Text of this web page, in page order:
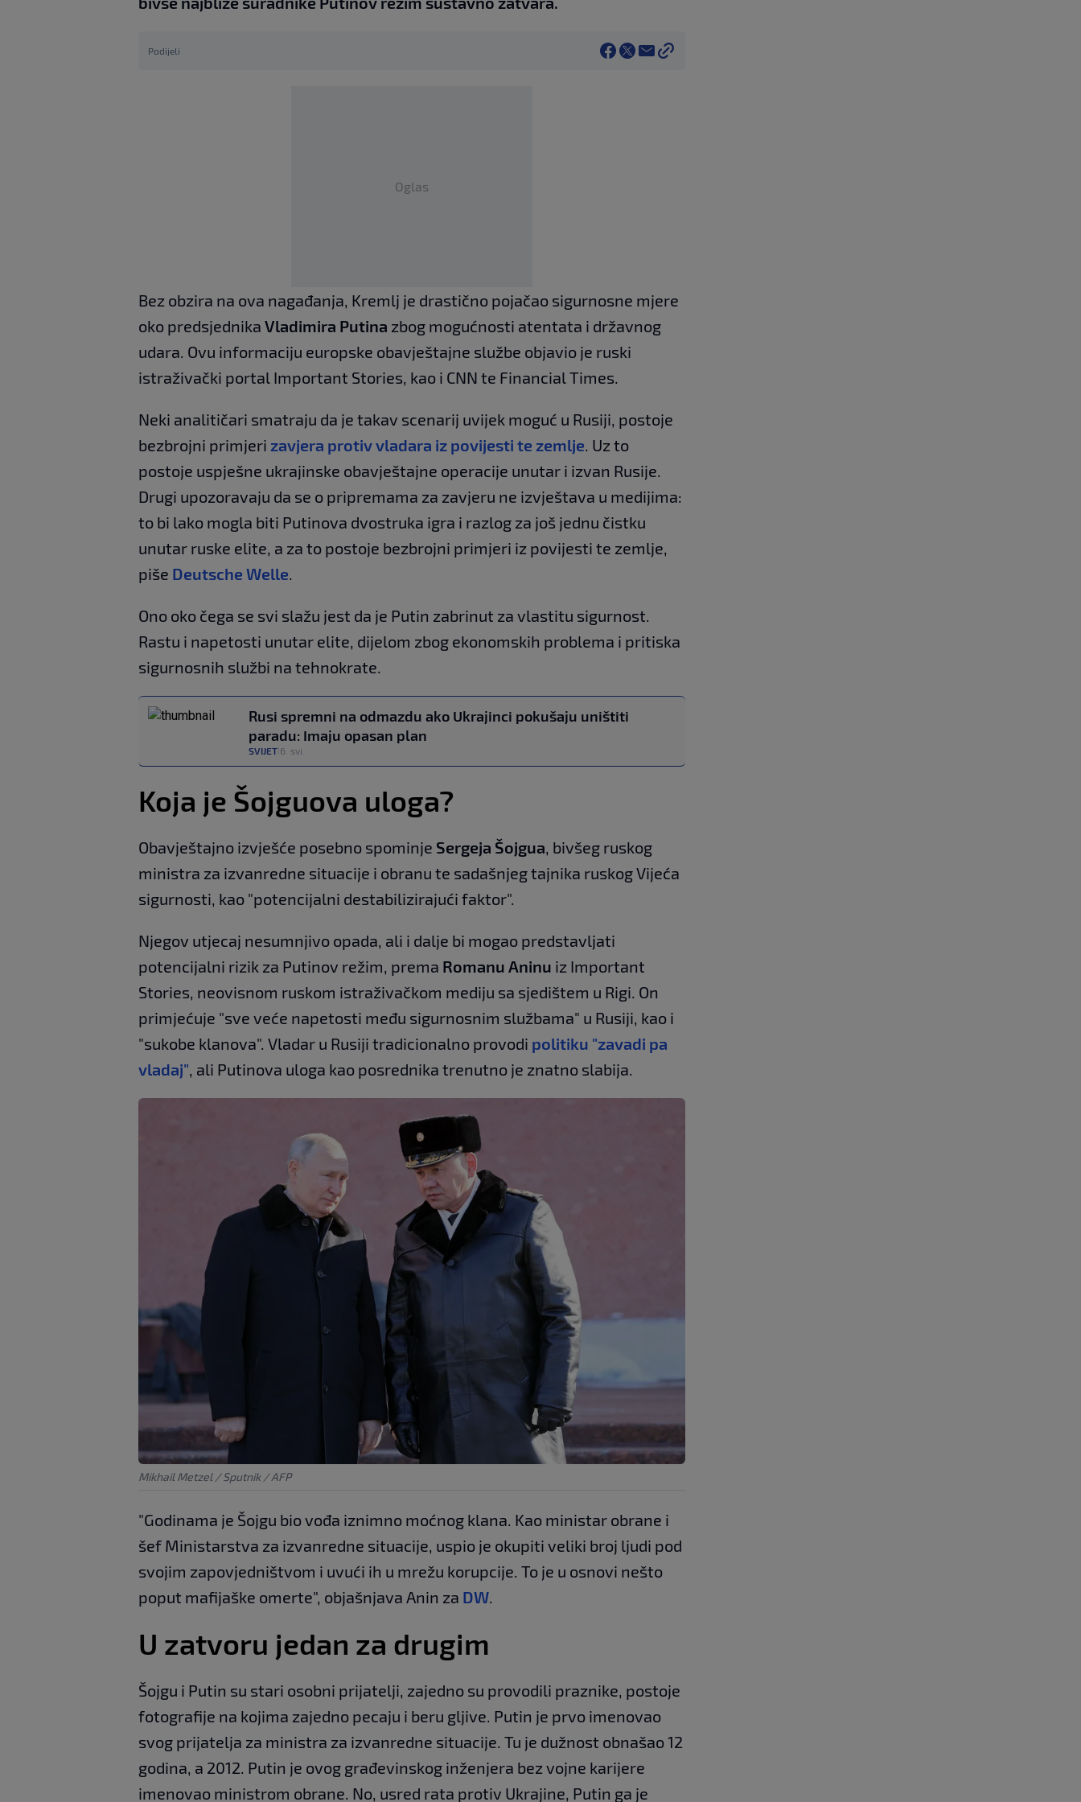
Podijeli
Oglas
Bez obzira na ova nagađanja, Kremlj je drastično pojačao sigurnosne mjere
oko predsjednika Vladimira Putina zbog mogućnosti atentata i državnog
udara. Ovu informaciju europske obavještajne službe objavio je ruski
istraživački portal Important Stories, kao i CNN te Financial Times.
Neki analitičari smatraju da je takav scenarij uvijek moguć u Rusiji, postoje
bezbrojni primjeri zavjera protiv vladara iz povijesti te zemlje . Uz to
postoje uspješne ukrajinske obavještajne operacije unutar i izvan Rusije.
Drugi upozoravaju da se o pripremama za zavjeru ne izvještava u medijima:
to bi lako mogla biti Putinova dvostruka igra i razlog za još jednu čistku
unutar ruske elite, a za to postoje bezbrojni primjeri iz povijesti te zemlje,
piše Deutsche Welle
Ono oko čega se svi slažu jest da je Putin zabrinut za vlastitu sigurnost.
Rastu i napetosti unutar elite, dijelom zbog ekonomskih problema i pritiska
sigurnosnih službi na tehnokrate.
Rusi spremni na odmazdu ako Ukrajinci pokušaju uništiti
paradu: Imaju opasan plan
SVIJET 6. svi.
Koja je Šojguova uloga?
Obavještajno izvješće posebno spominje Sergeja Šojgua , bivšeg ruskog
ministra za izvanredne situacije i obranu te sadašnjeg tajnika ruskog Vijeća
sigurnosti, kao "potencijalni destabilizirajući faktor".
Njegov utjecaj nesumnjivo opada, ali i dalje bi mogao predstavljati
potencijalni rizik za Putinov režim, prema Romanu Aninu iz Important
Stories, neovisnom ruskom istraživačkom mediju sa sjedištem u Rigi. On
primjećuje "sve veće napetosti među sigurnosnim službama" u Rusiji, kao i
"sukobe klanova". Vladar u Rusiji tradicionalno provodi politiku "zavadi pa
vladaj" , ali Putinova uloga kao posrednika trenutno je znatno slabija.
Mikhail Metzel / Sputnik / AFP
"Godinama je Šojgu bio vođa iznimno moćnog klana. Kao ministar obrane i
šef Ministarstva za izvanredne situacije, uspio je okupiti veliki broj ljudi pod
svojim zapovjedništvom i uvući ih u mrežu korupcije. To je u osnovi nešto
poput mafijaške omerte", objašnjava Anin za DW.
U zatvoru jedan za drugim
Šojgu i Putin su stari osobni prijatelji, zajedno su provodili praznike, postoje
fotografije na kojima zajedno pecaju i beru gljive. Putin je prvo imenovao
svog prijatelja za ministra za izvanredne situacije. Tu je dužnost obnašao 12
godina, a 2012. Putin je ovog građevinskog inženjera bez vojne karijere
imenovao ministrom obrane. No, usred rata protiv Ukrajine, Putin ga je